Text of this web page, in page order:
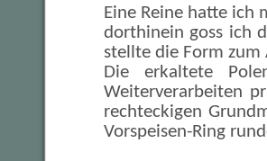
Eine Reine hatte ich
dorthinein goss ich
stellte die Form
Die erkaltete
Weiterverarbeiten
rechteckigen
Vorspeisen-Ring